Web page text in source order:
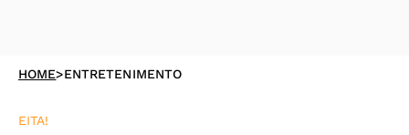
HOME>ENTRETENIMENTO
EITA!